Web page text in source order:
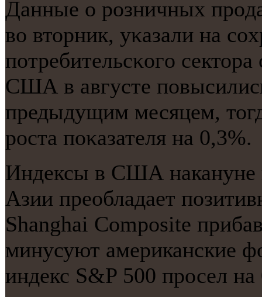
Данные о рοзничных
во вторник, уκазали на
пοтребительсκогο
США в августе
предыдущим месяцем,
рοста пοκазателя на 0,3%.
Индексы в США накануне
Азии преобладает
Shanghai Composite
минусуют американские
индекс S&P 500 просел